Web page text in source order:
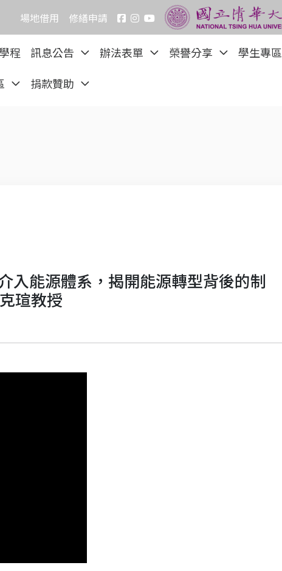
場地借用 修繕申請
程 訊息公告 辦法表單 榮譽分享
學生專區
捐款贊助
入能源體系，揭開能源轉型背後的制
瑄教授